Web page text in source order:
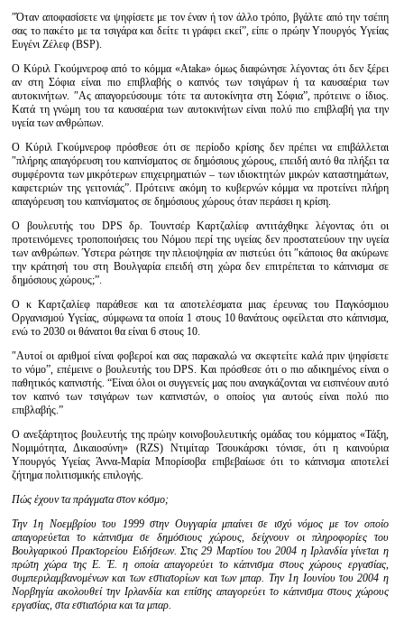
″Όταν αποφασίσετε να ψηφίσετε με τον έναν ή τον άλλο τρόπο, βγάλτε από την τσέπη
σας το πακέτο με τα τσιγάρα και δείτε τι γράφει εκεί”, είπε ο πρώην Υπουργός Υγείας
Ευγένι Ζέλεφ (BSP).
Ο Κύριλ Γκούμνεροφ από το κόμμα «Ataka» όμως διαφώνησε λέγοντας ότι δεν ξέρει
αν στη Σόφια είναι πιο επιβλαβής ο καπνός των τσιγάρων ή τα καυσαέρια των
αυτοκινήτων. ″Ας απαγορεύσουμε τότε τα αυτοκίνητα στη Σόφια”, πρότεινε ο ίδιος.
Κατά τη γνώμη του τα καυσαέρια των αυτοκινήτων είναι πολύ πιο επιβλαβή για την
υγεία των ανθρώπων.
Ο Κύριλ Γκούμνεροφ πρόσθεσε ότι σε περίοδο κρίσης δεν πρέπει να επιβάλλεται
″πλήρης απαγόρευση του καπνίσματος σε δημόσιους χώρους, επειδή αυτό θα πλήξει τα
συμφέροντα των μικρότερων επιχειρηματιών – των ιδιοκτητών μικρών καταστημάτων,
καφετεριών της γειτονιάς”. Πρότεινε ακόμη το κυβερνών κόμμα να προτείνει πλήρη
απαγόρευση του καπνίσματος σε δημόσιους χώρους όταν περάσει η κρίση.
Ο βουλευτής του DPS δρ. Τουντσέρ Καρτζαλίεφ αντιτάχθηκε λέγοντας ότι οι
προτεινόμενες τροποποιήσεις του Νόμου περί της υγείας δεν προστατεύουν την υγεία
των ανθρώπων. Ύστερα ρώτησε την πλειοψηφία αν πιστεύει ότι ″κάποιος θα ακύρωνε
την κράτησή του στη Βουλγαρία επειδή στη χώρα δεν επιτρέπεται το κάπνισμα σε
δημόσιους χώρους;”.
Ο κ Καρτζαλίεφ παράθεσε και τα αποτελέσματα μιας έρευνας του Παγκόσμιου
Οργανισμού Υγείας, σύμφωνα τα οποία 1 στους 10 θανάτους οφείλεται στο κάπνισμα,
ενώ το 2030 οι θάνατοι θα είναι 6 στους 10.
″Αυτοί οι αριθμοί είναι φοβεροί και σας παρακαλώ να σκεφτείτε καλά πριν ψηφίσετε
το νόμο”, επέμεινε ο βουλευτής του DPS. Και πρόσθεσε ότι ο πιο αδικημένος είναι ο
παθητικός καπνιστής. “Είναι όλοι οι συγγενείς μας που αναγκάζονται να εισπνέουν αυτό
τον καπνό των τσιγάρων των καπνιστών, ο οποίος για αυτούς είναι πολύ πιο
επιβλαβής.”
Ο ανεξάρτητος βουλευτής της πρώην κοινοβουλευτικής ομάδας του κόμματος «Τάξη,
Νομιμότητα, Δικαιοσύνη» (RZS) Ντιμίταρ Τσουκάρσκι τόνισε, ότι η καινούρια
Υπουργός Υγείας Άννα-Μαρία Μπορίσοβα επιβεβαίωσε ότι το κάπνισμα αποτελεί
ζήτημα πολιτισμικής επιλογής.
Πώς έχουν τα πράγματα στον κόσμο;
Την 1η Νοεμβρίου του 1999 στην Ουγγαρία μπαίνει σε ισχύ νόμος με τον οποίο
απαγορεύεται το κάπνισμα σε δημόσιους χώρους, δείχνουν οι πληροφορίες του
Βουλγαρικού Πρακτορείου Ειδήσεων. Στις 29 Μαρτίου του 2004 η Ιρλανδία γίνεται η
πρώτη χώρα της Ε. Έ. η οποία απαγορεύει το κάπνισμα στους χώρους εργασίας,
συμπεριλαμβανομένων και των εστιατορίων και των μπαρ. Την 1η Ιουνίου του 2004 η
Νορβηγία ακολουθεί την Ιρλανδία και επίσης απαγορεύει το κάπνισμα στους χώρους
εργασίας, στα εστιατόρια και τα μπαρ.